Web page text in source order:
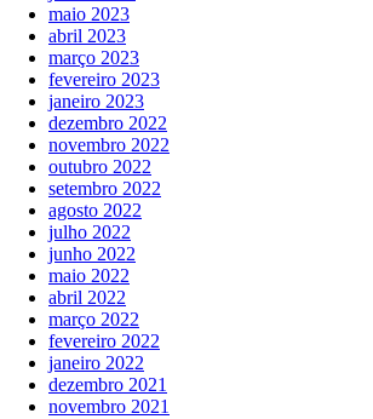
maio 2023
abril 2023
março 2023
fevereiro 2023
janeiro 2023
dezembro 2022
novembro 2022
outubro 2022
setembro 2022
agosto 2022
julho 2022
junho 2022
maio 2022
abril 2022
março 2022
fevereiro 2022
janeiro 2022
dezembro 2021
novembro 2021